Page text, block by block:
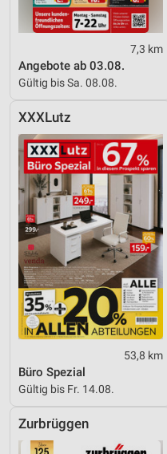
7,3 km
Angebote ab 03.08.
Gültig bis Sa. 08.08.
XXXLutz
53,8 km
Büro Spezial
Gültig bis Fr. 14.08.
Zurbrüggen
Messung der Werbeleistung
Analyse von Zielgruppen
Kombinationen von Daten
Entwicklung und
Verwendung reduzierter
Inhalten
IAB-Besonderheiten:
Verwendung genauer
Geräte anhand von aktiv
Informationen identifizieren
Nicht-IAB-Verarbeitungszwecke:
Notwendig
Funktional
Werbung